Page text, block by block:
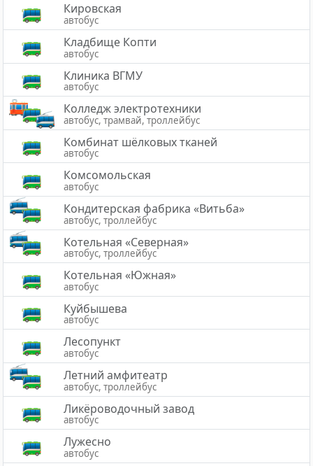
Кировская
автобус
Кладбище Копти
автобус
Клиника ВГМУ
автобус
Колледж электротехники
автобус, трамвай, троллейбус
Комбинат шёлковых тканей
автобус
Комсомольская
автобус
Кондитерская фабрика «Витьба»
автобус, троллейбус
Котельная «Северная»
автобус, троллейбус
Котельная «Южная»
автобус
Куйбышева
автобус
Лесопункт
автобус
Летний амфитеатр
автобус, троллейбус
Ликёроводочный завод
автобус
Лужесно
автобус